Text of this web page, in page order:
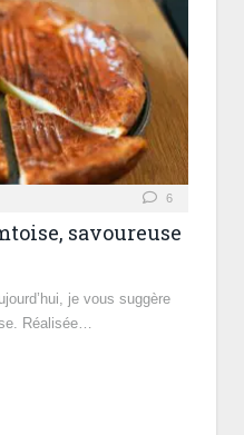
6
savoureuse
je vous suggère
Réalisée…